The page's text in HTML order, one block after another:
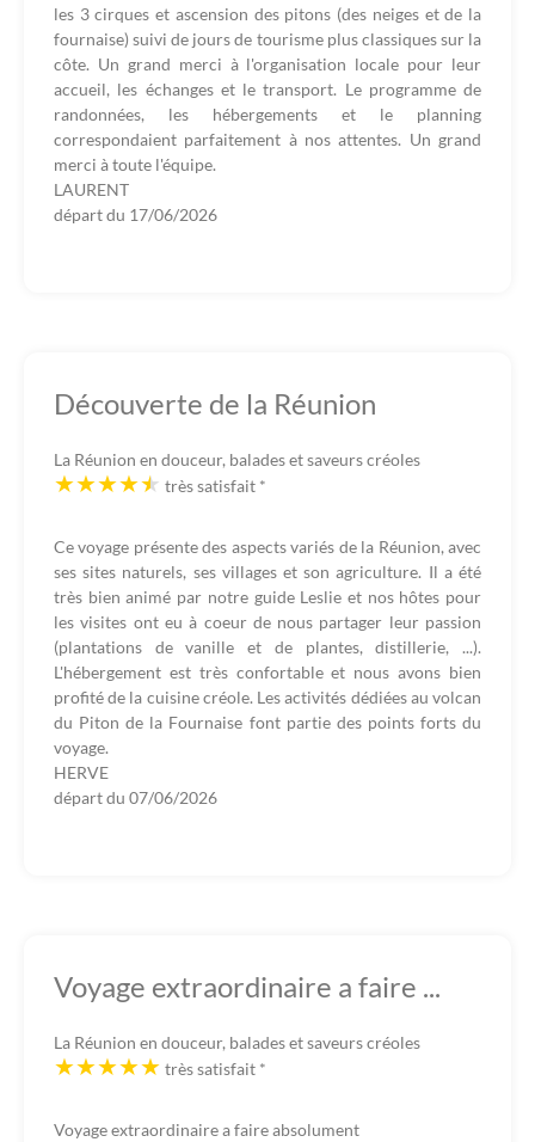
les 3 cirques et ascension des pitons (des neiges et de la
fournaise) suivi de jours de tourisme plus classiques sur la
côte. Un grand merci à l'organisation locale pour leur
accueil, les échanges et le transport. Le programme de
randonnées, les hébergements et le planning
correspondaient parfaitement à nos attentes. Un grand
merci à toute l'équipe.
LAURENT
départ du 17/06/2026
Découverte de la Réunion
La Réunion en douceur, balades et saveurs créoles
très satisfait *
Ce voyage présente des aspects variés de la Réunion, avec
ses sites naturels, ses villages et son agriculture. Il a été
très bien animé par notre guide Leslie et nos hôtes pour
les visites ont eu à coeur de nous partager leur passion
(plantations de vanille et de plantes, distillerie, ...).
L'hébergement est très confortable et nous avons bien
profité de la cuisine créole. Les activités dédiées au volcan
du Piton de la Fournaise font partie des points forts du
voyage.
HERVE
départ du 07/06/2026
Voyage extraordinaire a faire ...
La Réunion en douceur, balades et saveurs créoles
très satisfait *
Voyage extraordinaire a faire absolument